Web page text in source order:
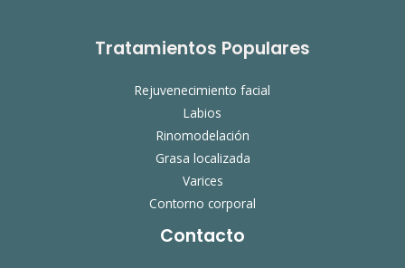
Tratamientos Populares
Rejuvenecimiento facial
Labios
Rinomodelación
Grasa localizada
Varices
Contorno corporal
Contacto